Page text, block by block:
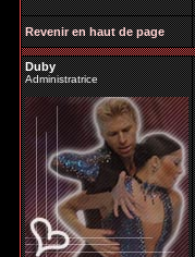
Revenir en haut de page
Duby
Administratrice